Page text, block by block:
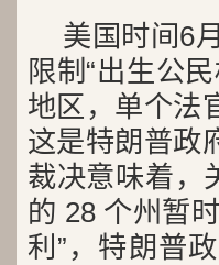
美国时间6
限制“出生公
地区，单个法
这是特朗普政
裁决意味着，
的 28 个州暂时
利”，特朗普